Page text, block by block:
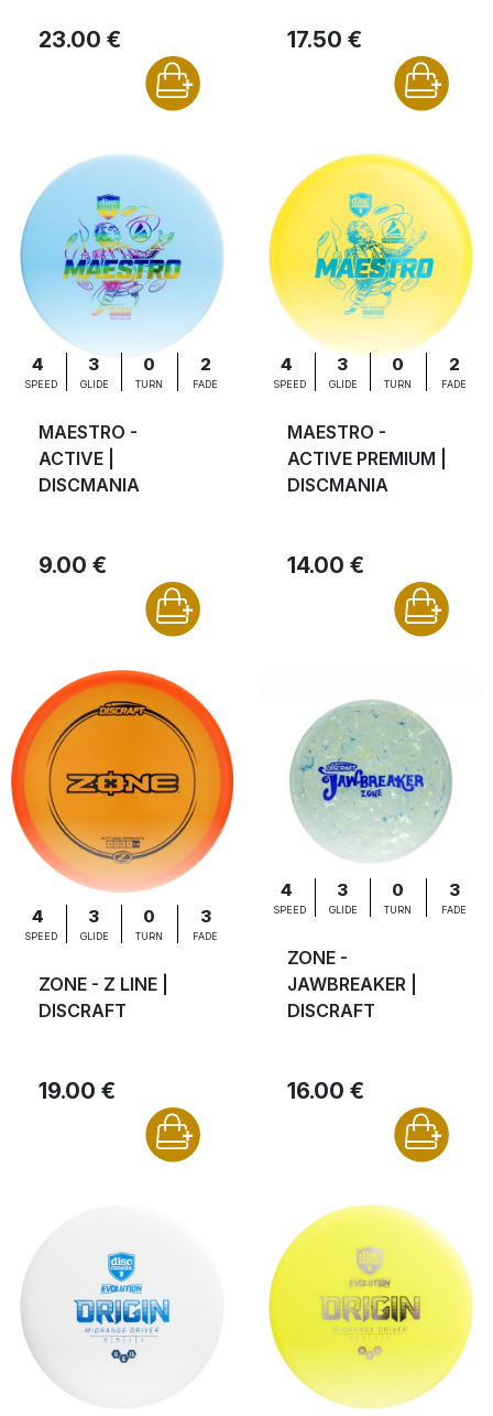
23.00 € 17.50 €
4
SPEED
3
GLIDE
0
TURN
2
FADE
MAESTRO -
ACTIVE |
DISCMANIA
9.00 €
4
SPEED
3
GLIDE
0
TURN
2
FADE
MAESTRO -
ACTIVE PREMIUM |
DISCMANIA
14.00 €
4
SPEED
3
GLIDE
0
TURN
3
FADE
ZONE - Z LINE |
DISCRAFT
19.00 €
4
SPEED
3
GLIDE
0
TURN
3
FADE
ZONE -
JAWBREAKER |
DISCRAFT
16.00 €